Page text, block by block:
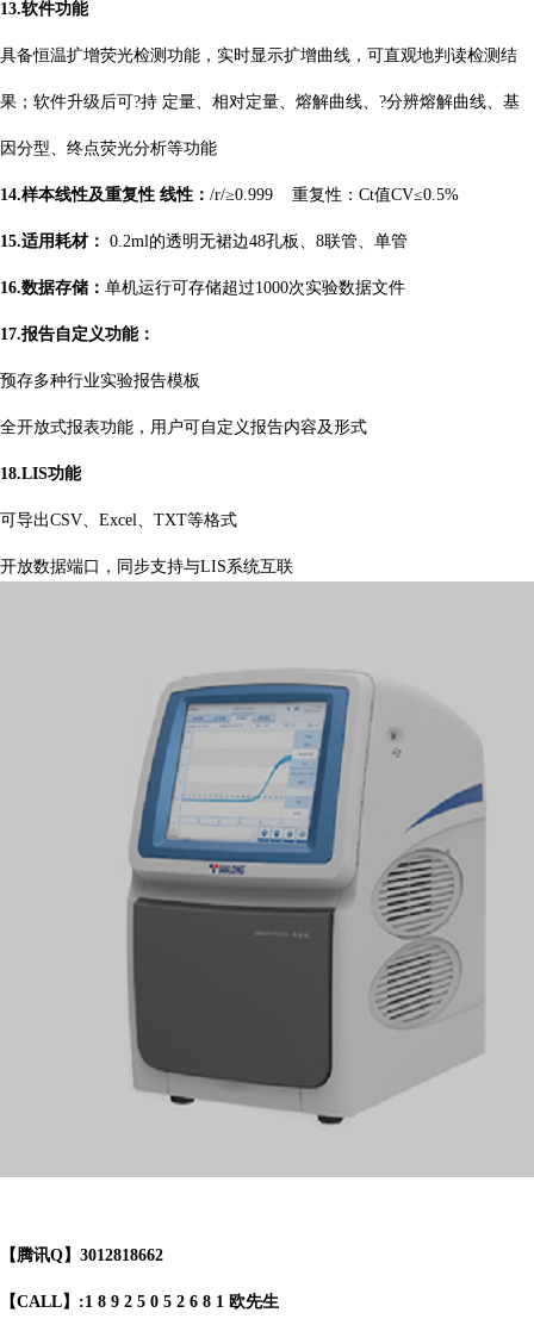
13.软件功能
具备恒温扩增荧光检测功能，实时显示扩增曲线，可直观地判读检测结
果；软件升级后可?持 定量、相对定量、熔解曲线、?分辨熔解曲线、基
因分型、终点荧光分析等功能
14.样本线性及重复性 线性： /r/≥0.999 重复性：Ct值CV≤0.5%
15.适用耗材： 0.2ml的透明无裙边48孔板、8联管、单管
16.数据存储： 单机运行可存储超过1000次实验数据文件
17.报告自定义功能：
预存多种行业实验报告模板
全开放式报表功能，用户可自定义报告内容及形式
18.LIS功能
可导出CSV、Excel、TXT等格式
开放数据端口，同步支持与LIS系统互联
【腾讯Q】3012818662
【CALL】:1 8 9 2 5 0 5 2 6 8 1 欧先生